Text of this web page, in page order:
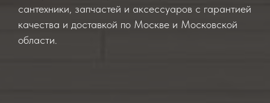
сантехники, запчастей и аксессуаров с гарантией
качества и доставкой по Москве и Московской
области.